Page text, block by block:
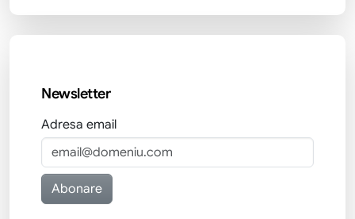
Newsletter
Adresa email